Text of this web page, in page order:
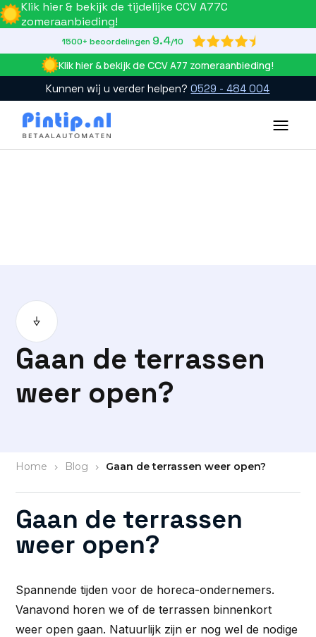
Klik hier & bekijk de tijdelijke CCV A77C
zomeraanbieding!
1500+ beoordelingen 9.4/10 
Klik hier & bekijk de CCV A77 zomeraanbieding!
Kunnen wij u verder helpen?0529 - 484 004
Gaan de terrassen
weer open?
Home > Blog > Gaan de terrassen weer open?
Gaan de terrassen
weer open?
Spannende tijden voor de horeca-ondernemers.
Vanavond horen we of de terrassen binnenkort
weer open gaan. Natuurlijk zijn er nog wel de nodige